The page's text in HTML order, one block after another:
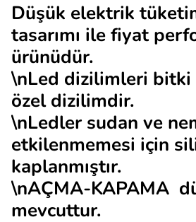
Düşük elektrik
tasarımı ile fiyat
ürünüdür.
\nLed dizilimleri bitki
özel dizilimdir.
\nLedler sudan ve
etkilenmemesi için
kaplanmıştır.
\nAÇMA-KAPAMA
mevcuttur.